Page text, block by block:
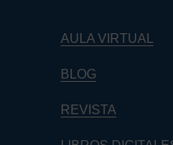
AULA VIRTUAL
BLOG
REVISTA